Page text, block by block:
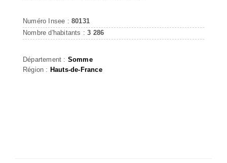
Numéro Insee : 80131
Nombre d'habitants :3 286
Département : Somme
Région : Hauts-de-France